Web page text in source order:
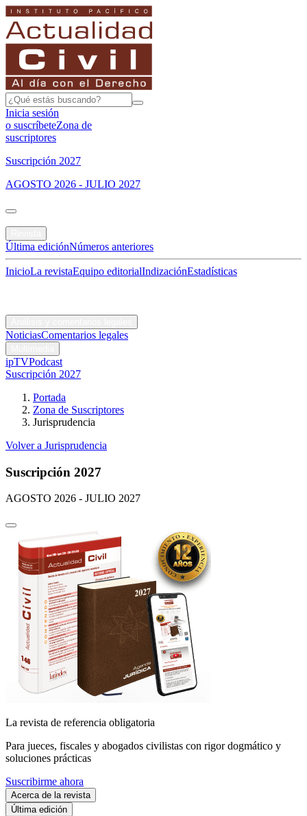
Inicia sesión
o suscríbeteZona de
suscriptores
Suscripción 2027
AGOSTO 2026 - JULIO 2027
Última ediciónNúmeros anteriores
InicioLa revistaEquipo editorialIndizaciónEstadísticas
NoticiasComentarios legales
ipTVPodcast
Suscripción 2027
Portada
Zona de Suscriptores
Jurisprudencia
Volver a Jurisprudencia
Suscripción 2027
AGOSTO 2026 - JULIO 2027
La revista de referencia obligatoria
Para jueces, fiscales y abogados civilistas con rigor dogmático y
soluciones prácticas
Suscribirme ahora
Acerca de la revista
Última edición